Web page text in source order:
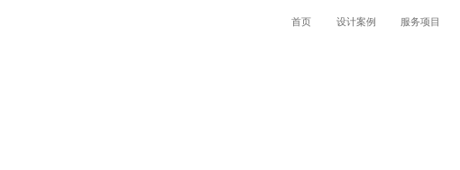
首页 设计案例 服务项目